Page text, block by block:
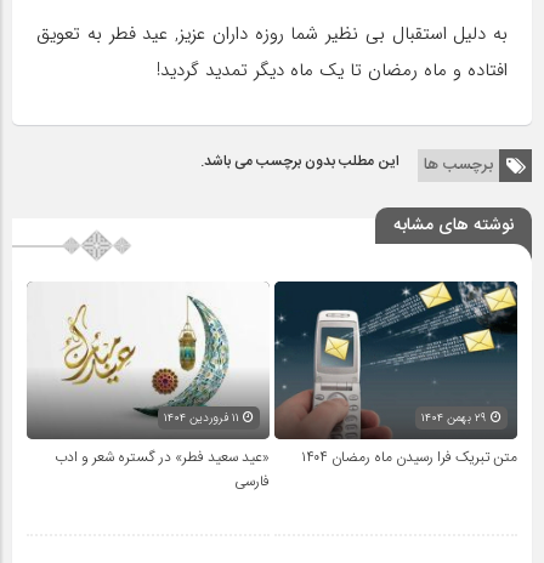
به دلیل استقبال بی نظیر شما روزه داران عزیز, عید فطر به تعویق
افتاده و ماه رمضان تا یک ماه دیگر تمدید گردید!
برچسب ها این مطلب بدون برچسب می باشد.
نوشته های مشابه
متن تبریک فرا رسیدن ماه رمضان ۱۴۰۴
«عید سعید فطر» در گستره‌ شعر و ادب
فارسی